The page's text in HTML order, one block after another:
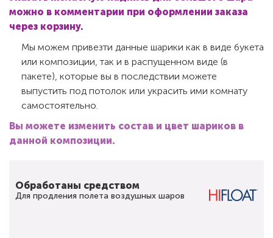
можно в комментарии при оформлении заказа
через корзину.
Мы можем привезти данные шарики как в виде букета
или композиции, так и в распущенном виде (в
пакете), которые вы в последствии можете
выпустить под потолок или украсить ими комнату
самостоятельно.
Вы можете изменить состав и цвет шариков в
данной композиции.
Обработаны средством
Для продления полета воздушных шаров